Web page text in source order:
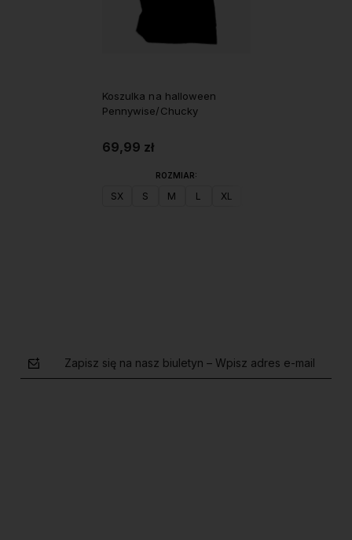
Koszulka na halloween
Pennywise/Chucky
69,99 zł
ROZMIAR:
SX S M L XL
Zapisz się na nasz biuletyn – Wpisz adres e-mail